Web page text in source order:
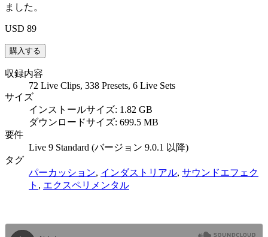
ました。
USD 89
収録内容
72 Live Clips, 338 Presets, 6 Live Sets
サイズ
インストールサイズ: 1.82 GB
ダウンロードサイズ: 699.5 MB
要件
Live 9 Standard (バージョン 9.0.1 以降)
タグ
パーカッション, インダストリアル, サウンドエフェク
ト , エクスペリメンタル